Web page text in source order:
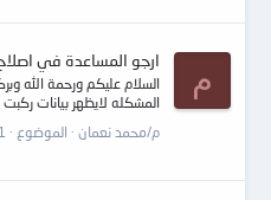
م
ارجو المساعدة في اصلاح
المشكله لايظهر بيانات ركبت
م/محمد نعمان
الموضوع 11